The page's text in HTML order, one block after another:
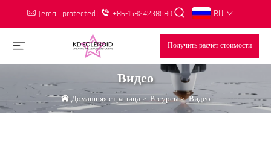
[email protected] +86-15824238580 RU
Получить расчёт стоимости
Видео
Домашняя страница>Ресурсы>Видео